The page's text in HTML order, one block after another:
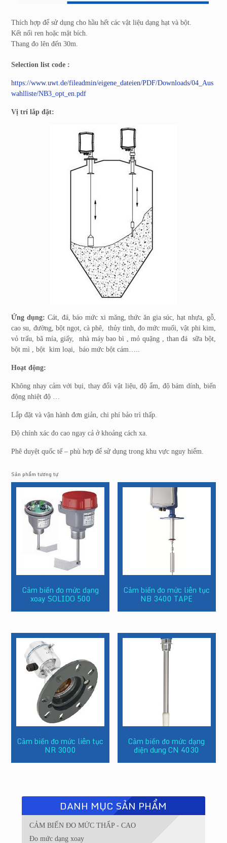
Thích hợp để sử dụng cho hầu hết các vật liệu dạng hạt và bột.
Kết nối ren hoặc mặt bích.
Thang đo lên đến 30m.
Selection list code :
https://www.uwt.de/fileadmin/eigene_dateien/PDF/Downloads/04_Aus
wahlliste/NB3_opt_en.pdf
Vị trí lắp đặt:
Ứng dụng: Cát, đá, báo mức xi măng, thức ăn gia súc, hạt nhựa, gỗ,
cao su, đường, bột ngọt, cà phê, thủy tinh, đo mức muối, vật phi kim,
vỏ trấu, bã mía, giấy, nhà máy bao bì , mỏ quặng , than đá sữa bột,
bột mì , bột kim loại, báo mức bột cám…..
Hoạt động:
Không nhạy cảm với bụi, thay đổi vật liệu, độ ẩm, độ bám dính, biến
động nhiệt độ …
Lắp đặt và vận hành đơn giản, chi phí bảo trì thấp.
Độ chính xác đo cao ngay cả ở khoảng cách xa.
Phê duyệt quốc tế – phù hợp để sử dụng trong khu vực nguy hiểm.
Sản phẩm tương tự
Cảm biến đo mức dạng
xoay SOLIDO 500
Cảm biến đo mức liên tục
NB 3400 TAPE
Cảm biến đo mức liên tục
NR 3000
Cảm biến đo mức dạng
điện dung CN 4030
DANH MỤC SẢN PHẨM
CẢM BIẾN ĐO MỨC THẤP - CAO
Đo mức dạng xoay